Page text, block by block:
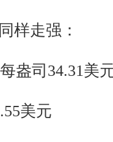
样走强：
盎司34.31美
美元